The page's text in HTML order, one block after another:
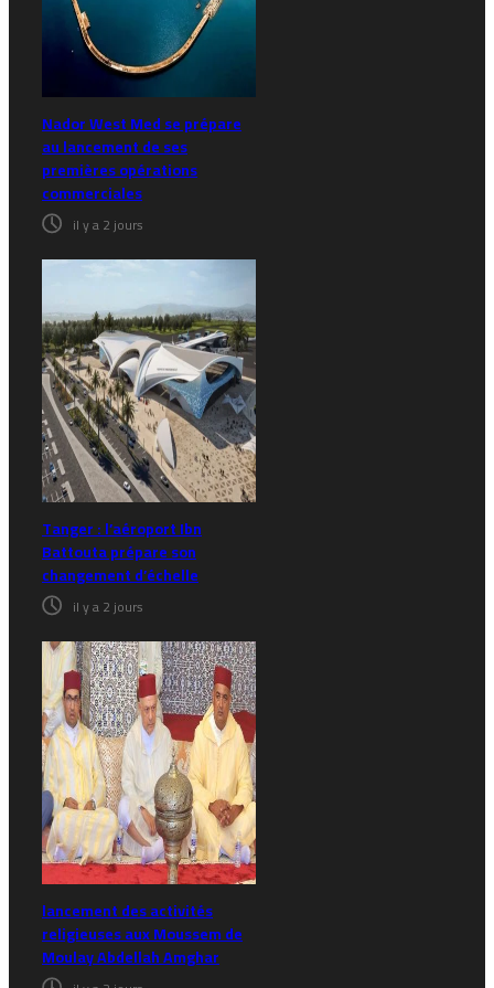
Nador West Med se prépare
au lancement de ses
premières opérations
commerciales
il y a 2 jours
Tanger : l’aéroport Ibn
Battouta prépare son
changement d’échelle
il y a 2 jours
lancement des activités
religieuses aux Moussem de
Moulay Abdellah Amghar